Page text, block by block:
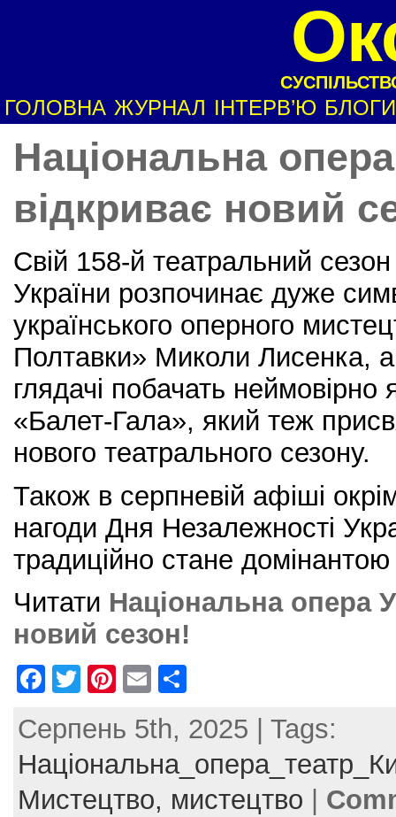
ГОЛОВНА ЖУРНАЛ ІНТЕРВ’Ю БЛОГИ
Національна
відкриває новий
Свій 158-й театральний
України розпочинає дуже
українського оперного
Полтавки» Миколи Лисенка,
глядачі побачать неймовірно
«Балет-Гала», який теж
нового театрального сезону.
Також в серпневій афіші
нагоди Дня Незалежності
традиційно стане домінантою
Читати Національна опера
новий сезон!
F
c
e
b
T
itt
er
Pi
er
e
st
E
ai
l
ar
e
Серпень 5th, 2025 | Tags:
Мистецтво, мистецтво